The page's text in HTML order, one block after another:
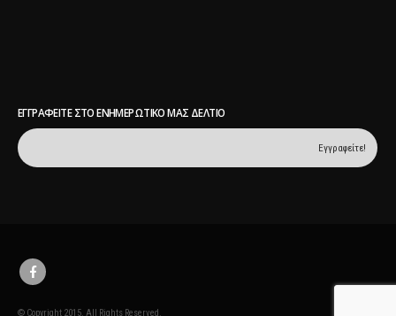
ΕΓΓΡΑΦΕΊΤΕ ΣΤΟ ΕΝΗΜΕΡΩΤΙΚΌ ΜΑΣ ΔΕΛΤΊΟ
© Copyright 2015. All Rights Reserved.